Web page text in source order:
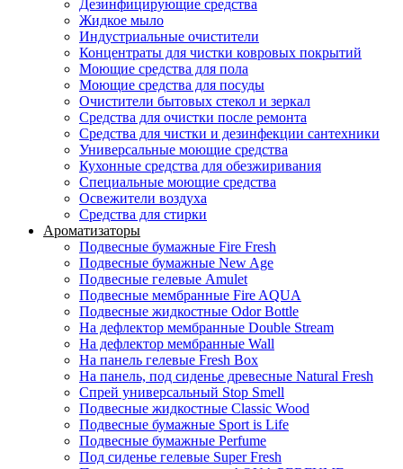
Дезинфицирующие средства
Жидкое мыло
Индустриальные очистители
Концентраты для чистки ковровых покрытий
Моющие средства для пола
Моющие средства для посуды
Очистители бытовых стекол и зеркал
Средства для очистки после ремонта
Средства для чистки и дезинфекции сантехники
Универсальные моющие средства
Кухонные средства для обезжиривания
Специальные моющие средства
Освежители воздуха
Средства для стирки
Ароматизаторы
Подвесные бумажные Fire Fresh
Подвесные бумажные New Age
Подвесные гелевые Amulet
Подвесные мембранные Fire AQUA
Подвесные жидкостные Odor Bottle
На дефлектор мембранные Double Stream
На дефлектор мембранные Wall
На панель гелевые Fresh Box
На панель, под сиденье древесные Natural Fresh
Спрей универсальный Stop Smell
Подвесные жидкостные Classic Wood
Подвесные бумажные Sport is Life
Подвесные бумажные Perfume
Под сиденье гелевые Super Fresh